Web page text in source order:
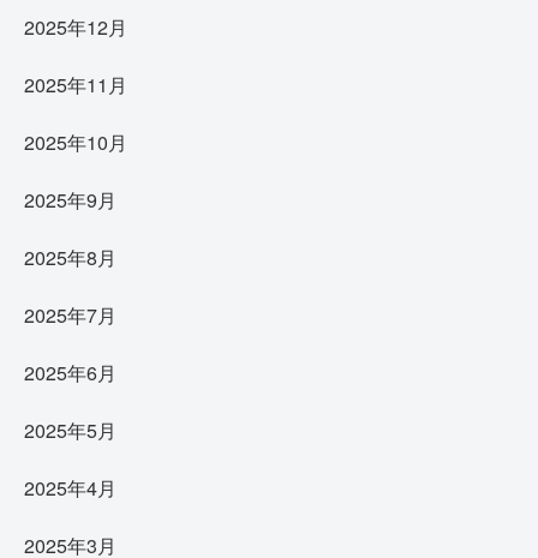
2025年12月
2025年11月
2025年10月
2025年9月
2025年8月
2025年7月
2025年6月
2025年5月
2025年4月
2025年3月